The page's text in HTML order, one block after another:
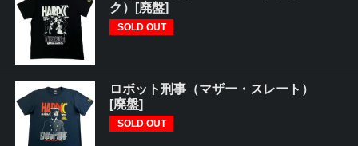
ク）[廃盤]
SOLD OUT
ロボット刑事（マザー・スレート）
[廃盤]
SOLD OUT